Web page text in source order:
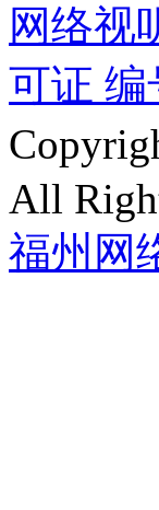
网络视
可证 编
All
福州网